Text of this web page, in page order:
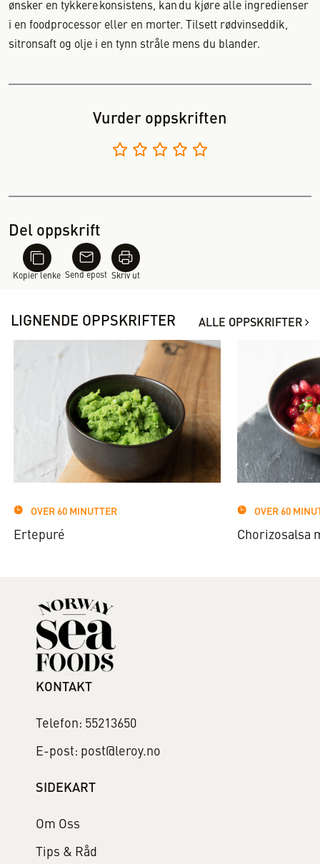
ønsker en tykkere konsistens, kan du kjøre alle ingredienser
i en foodprocessor eller en morter. Tilsett rødvinseddik,
sitronsaft og olje i en tynn stråle mens du blander.
Vurder oppskriften
Del oppskrift
Kopier lenke Send epost Skriv ut
LIGNENDE OPPSKRIFTER ALLE OPPSKRIFTER
OVER 60 MINUTTER
Ertepuré
OVER 60
Chorizosalsa
KONTAKT
Telefon: 55213650
E-post: post@leroy.no
SIDEKART
Om Oss
Tips & Råd